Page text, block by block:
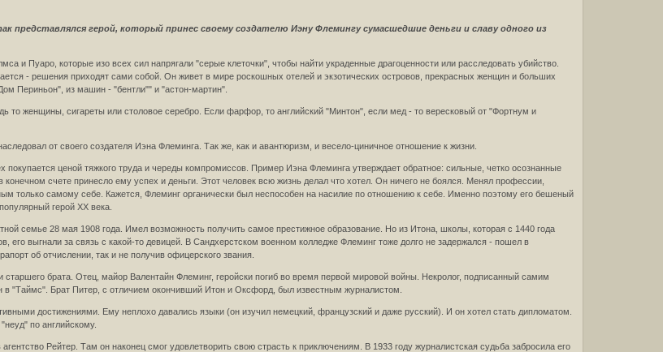
представлялся герой, который принес своему создателю Иэну Флемингу сумасшедшие деньги и славу одного из
и Пуаро, которые изо всех сил напрягали "серые клеточки", чтобы найти украденные драгоценности или расследовать убийство.
- решения приходят сами собой. Он живет в мире роскошных отелей и экзотических островов, прекрасных женщин и больших
Периньон", из машин - "бентли"" и "астон-мартин".
то женщины, сигареты или столовое серебро. Если фарфор, то английский "Минтон", если мед - то вересковый от "Фортнум и
от своего создателя Иэна Флеминга. Так же, как и авантюризм, и весело-циничное отношение к жизни.
покупается ценой тяжкого труда и череды компромиссов. Пример Иэна Флеминга утверждает обратное: сильные, четко осознанные
конечном счете принесло ему успех и деньги. Этот человек всю жизнь делал что хотел. Он ничего не боялся. Менял профессии,
только самому себе. Кажется, Флеминг органически был неспособен на насилие по отношению к себе. Именно поэтому его бешеный
герой XX века.
семье 28 мая 1908 года. Имел возможность получить самое престижное образование. Но из Итона, школы, которая с 1440 года
его выгнали за связь с какой-то девицей. В Сандхерстском военном колледже Флеминг тоже долго не задержался - пошел в
об отчислении, так и не получив офицерского звания.
старшего брата. Отец, майор Валентайн Флеминг, геройски погиб во время первой мировой войны. Некролог, подписанный самим
"Таймс". Брат Питер, с отличием окончивший Итон и Оксфорд, был известным журналистом.
достижениями. Ему неплохо давались языки (он изучил немецкий, французский и даже русский). И он хотел стать дипломатом.
по английскому.
Рейтер. Там он наконец смог удовлетворить свою страсть к приключениям. В 1933 году журналистская судьба забросила его